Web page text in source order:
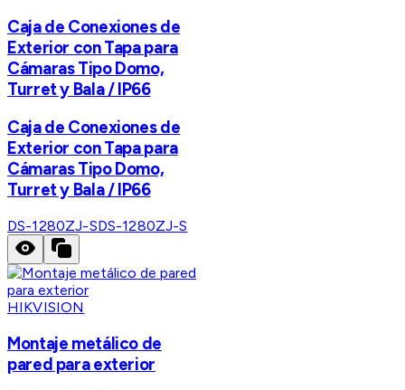
Caja de Conexiones de
Exterior con Tapa para
Cámaras Tipo Domo,
Turret y Bala / IP66
Caja de Conexiones de
Exterior con Tapa para
Cámaras Tipo Domo,
Turret y Bala / IP66
DS-1280ZJ-SDS-1280ZJ-S
HIKVISION
Montaje metálico de
pared para exterior